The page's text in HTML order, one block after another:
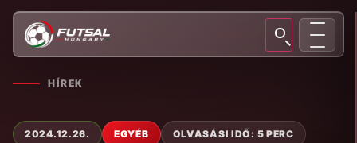
HÍREK
2024.12.26. EGYÉB OLVASÁSI IDŐ: 5 PERC